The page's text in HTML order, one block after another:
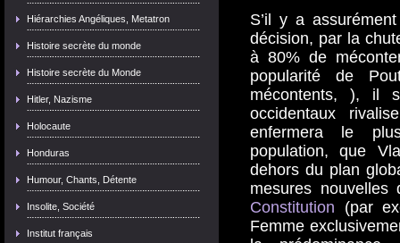
Hiérarchies Angéliques, Metatron
Histoire secrète du monde
Histoire secrète du Monde
Hitler, Nazisme
Holocaute
Honduras
Humour, Chants, Détente
Insolite, Société
Institut français
S’il y a
décision, par la
à 80% de
popularité de
mécontents, ), il
occidentaux
enfermera le
population, que
dehors du plan
mesures
Constitution (par
Femme